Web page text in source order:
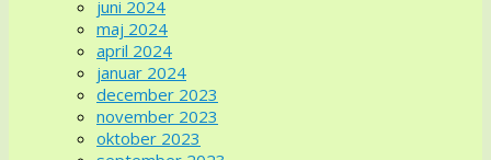
juni 2024
maj 2024
april 2024
januar 2024
december 2023
november 2023
oktober 2023